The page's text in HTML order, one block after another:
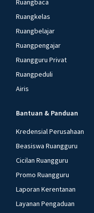
Ruangbaca
Ruangkelas
Ruangbelajar
Ruangpengajar
Ruangguru Privat
Ruangpeduli
Airis
Bantuan & Panduan
Kredensial Perusahaan
Beasiswa Ruangguru
Cicilan Ruangguru
Promo Ruangguru
Laporan Kerentanan
Layanan Pengaduan